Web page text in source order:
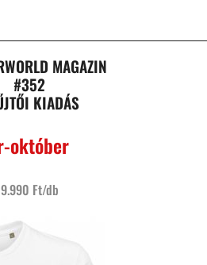
MAGAZIN
#352
KIADÁS
október
9.990 Ft/db